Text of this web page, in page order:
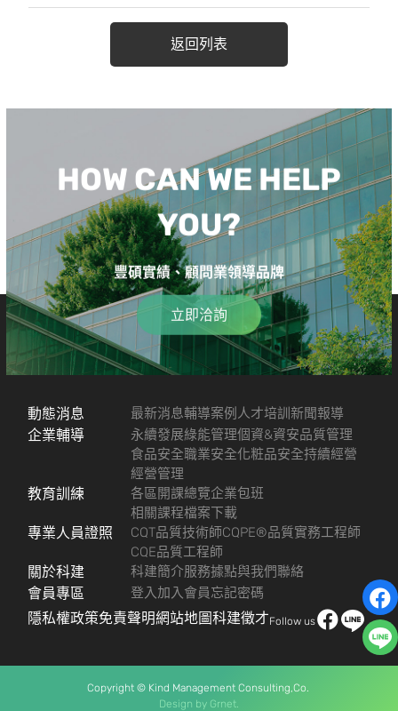
返回列表
HOW CAN WE HELP
YOU?
豐碩實績、顧問業領導品牌
立即洽詢
動態消息 最新消息輔導案例 人才培訓新聞報導
企業輔導 永續發展綠能管理個資&資安品質管理
食品安全職業安全化粧品安全持續經營
經營管理
教育訓練 各區開課總覽企業包班
相關課程檔案下載
專業人員證照 CQT品質技術師CQPE®品質實務工程師
CQE品質工程師
關於科建 科建簡介服務據點與我們聯絡
會員專區 登入加入會員忘記密碼
隱私權政策免責聲明網站地圖科建徵才Follow us
Copyright © Kind Management Consulting,Co.
Design by Grnet.